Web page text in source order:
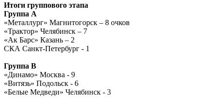
Итоги группового этапа
Группа А
«Металлург» Магнитогорск – 8 очков
«Трактор» Челябинск – 7
«Ак Барс» Казань – 2
СКА Санкт-Петербург - 1
Группа В
«Динамо» Москва - 9
«Витязь» Подольск - 6
«Белые Медведи» Челябинск - 3